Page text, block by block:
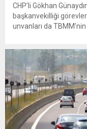
CHP’li Gökhan
başkanvekilliği
unvanları da
çıkarma cezası
(YDK) sevk edilen ve